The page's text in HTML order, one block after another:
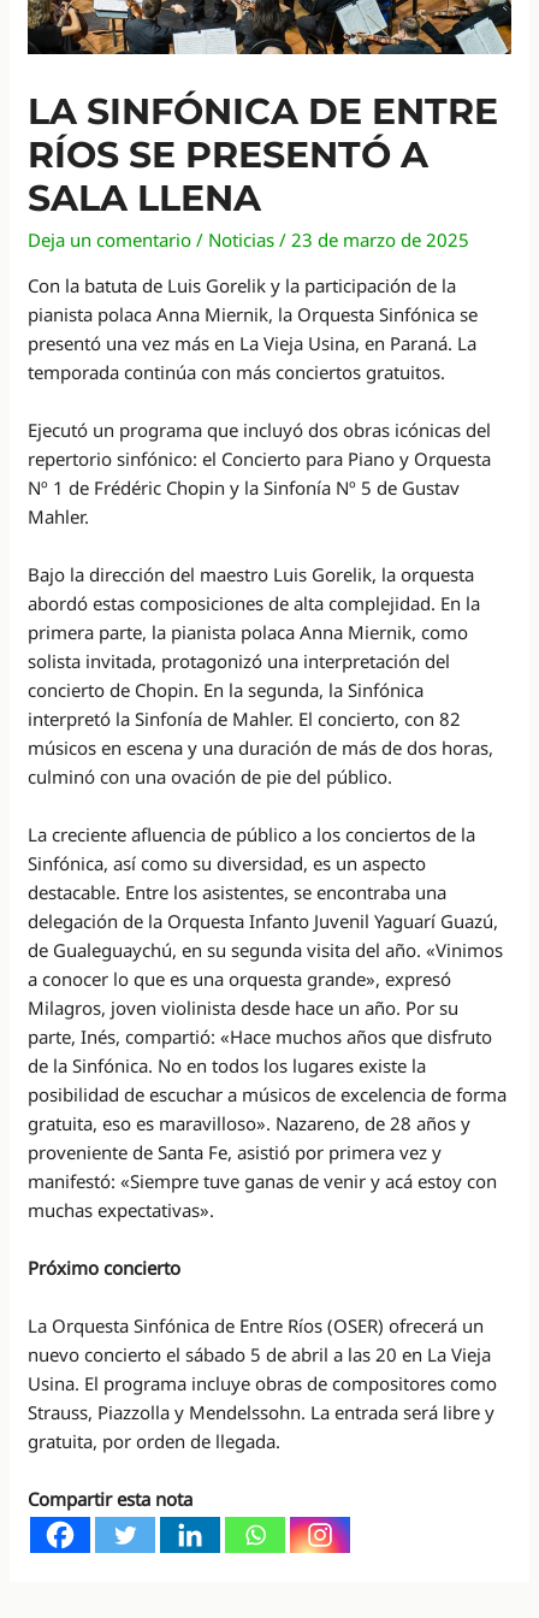
LA SINFÓNICA DE ENTRE
RÍOS SE PRESENTÓ A
SALA LLENA
Deja un comentario / Noticias / 23 de marzo de 2025
Con la batuta de Luis Gorelik y la participación de la
pianista polaca Anna Miernik, la Orquesta Sinfónica se
presentó una vez más en La Vieja Usina, en Paraná. La
temporada continúa con más conciertos gratuitos.
Ejecutó un programa que incluyó dos obras icónicas del
repertorio sinfónico: el Concierto para Piano y Orquesta
Nº 1 de Frédéric Chopin y la Sinfonía Nº 5 de Gustav
Mahler.
Bajo la dirección del maestro Luis Gorelik, la orquesta
abordó estas composiciones de alta complejidad. En la
primera parte, la pianista polaca Anna Miernik, como
solista invitada, protagonizó una interpretación del
concierto de Chopin. En la segunda, la Sinfónica
interpretó la Sinfonía de Mahler. El concierto, con 82
músicos en escena y una duración de más de dos horas,
culminó con una ovación de pie del público.
La creciente afluencia de público a los conciertos de la
Sinfónica, así como su diversidad, es un aspecto
destacable. Entre los asistentes, se encontraba una
delegación de la Orquesta Infanto Juvenil Yaguarí Guazú,
de Gualeguaychú, en su segunda visita del año. «Vinimos
a conocer lo que es una orquesta grande», expresó
Milagros, joven violinista desde hace un año. Por su
parte, Inés, compartió: «Hace muchos años que disfruto
de la Sinfónica. No en todos los lugares existe la
posibilidad de escuchar a músicos de excelencia de forma
gratuita, eso es maravilloso». Nazareno, de 28 años y
proveniente de Santa Fe, asistió por primera vez y
manifestó: «Siempre tuve ganas de venir y acá estoy con
muchas expectativas».
Próximo concierto
La Orquesta Sinfónica de Entre Ríos (OSER) ofrecerá un
nuevo concierto el sábado 5 de abril a las 20 en La Vieja
Usina. El programa incluye obras de compositores como
Strauss, Piazzolla y Mendelssohn. La entrada será libre y
gratuita, por orden de llegada.
Compartir esta nota